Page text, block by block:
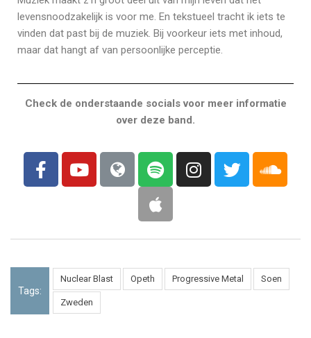
levensnoodzakelijk is voor me. En tekstueel tracht ik iets te
vinden dat past bij de muziek. Bij voorkeur iets met inhoud,
maar dat hangt af van persoonlijke perceptie.
Check de onderstaande socials voor meer informatie
over deze band.
Tags:
Nuclear Blast Opeth Progressive Metal Soen
Zweden